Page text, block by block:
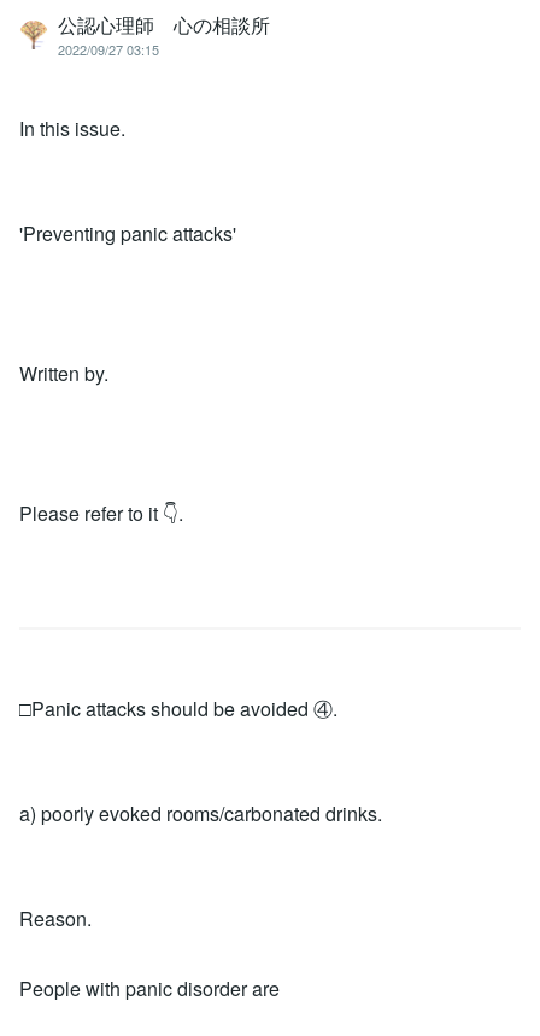
公認心理師 心の相談所
2022/09/27 03:15
In this issue.
'Preventing panic attacks'
Written by.
Please refer to it 👇.
□Panic attacks should be avoided ④.
a) poorly evoked rooms/carbonated drinks.
Reason.
People with panic disorder are